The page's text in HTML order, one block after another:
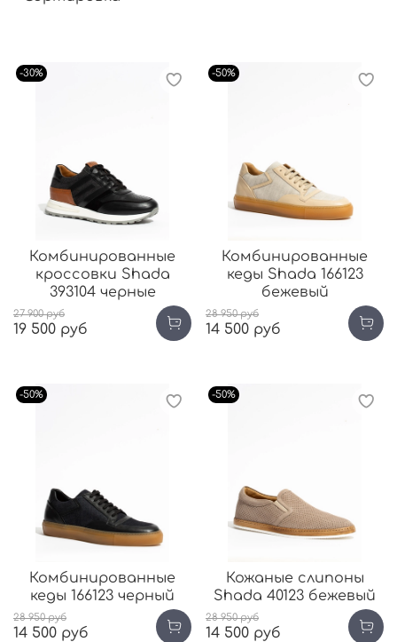
-30%
Комбинированные
кроссовки Shada
393104 черные
27 900 руб
19 500 руб
-50%
Комбинированные
кеды Shada 166123
бежевый
28 950 руб
14 500 руб
-50%
Комбинированные
кеды 166123 черный
28 950 руб
14 500 руб
-50%
Кожаные слипоны
Shada 40123 бежевый
28 950 руб
14 500 руб